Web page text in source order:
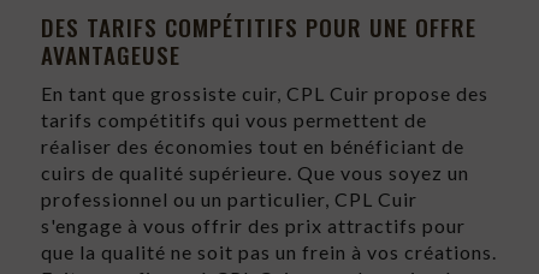
DES TARIFS COMPÉTITIFS POUR UNE OFFRE
AVANTAGEUSE
En tant que grossiste cuir, CPL Cuir propose des
tarifs compétitifs qui vous permettent de
réaliser des économies tout en bénéficiant de
cuirs de qualité supérieure. Que vous soyez un
professionnel ou un particulier, CPL Cuir
s'engage à vous offrir des prix attractifs pour
que la qualité ne soit pas un frein à vos créations.